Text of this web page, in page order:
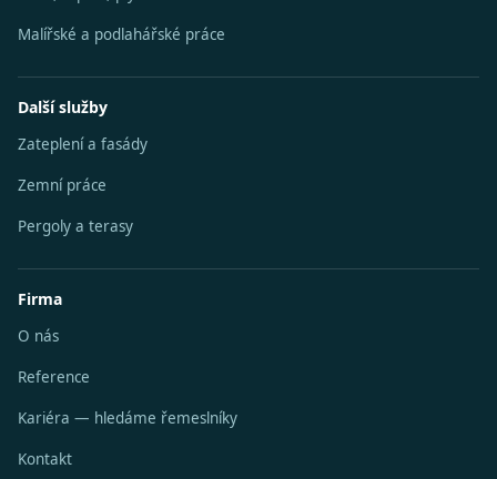
Malířské a podlahářské práce
Další služby
Zateplení a fasády
Zemní práce
Pergoly a terasy
Firma
O nás
Reference
Kariéra — hledáme řemeslníky
Kontakt